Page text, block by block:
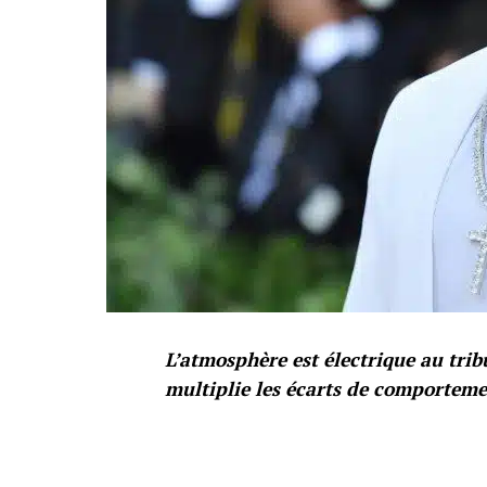
L’atmosphère est électrique au
multiplie les écarts de